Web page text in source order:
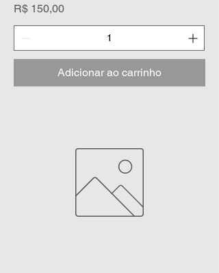
Preço
R$ 150,00
Adicionar ao carrinho